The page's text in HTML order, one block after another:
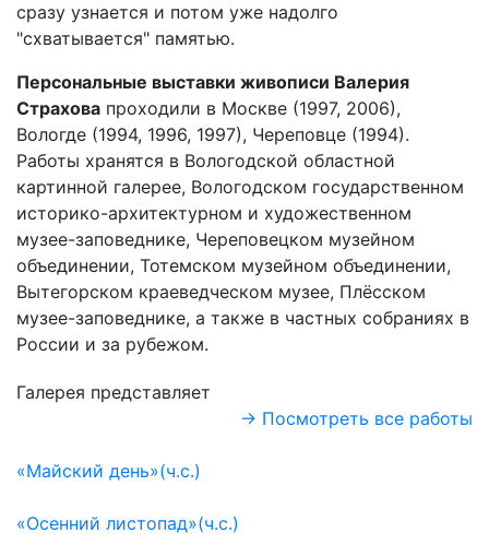
сразу узнается и потом уже надолго
"схватывается" памятью.
Персональные выставки живописи Валерия
Страхова проходили в Москве (1997, 2006),
Вологде (1994, 1996, 1997), Череповце (1994).
Работы хранятся в Вологодской областной
картинной галерее, Вологодском государственном
историко-архитектурном и художественном
музее-заповеднике, Череповецком музейном
объединении, Тотемском музейном объединении,
Вытегорском краеведческом музее, Плёсском
музее-заповеднике, а также в частных собраниях в
России и за рубежом.
Галерея представляет
→ Посмотреть все работы
«Майский день»(ч.с.)
«Осенний листопад»(ч.с.)